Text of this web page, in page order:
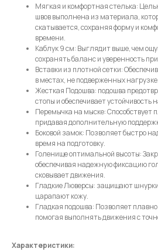
Телефон
Отправить
Нажимая на кнопку, вы даете
персональных данных согласно
Мягкая и комфортная стелька:
швов выполнена из материала,
скатывается, сохраняя форму и
времени.
Каблук 9 см: Выглядит выше, чем
сохранять баланс и уверенность
Вставки из плотной сетки:
в местах, не подверженных нагрузке.
Жесткая Подошва: подошва
стопы и обеспечивает устойчивость
Перемычка на мыске: Способствует
придавая дополнительную
Боковой замок: Позволяет быстро
время на подготовку.
Голенище оптимальной высоты:
обеспечивая надежную фиксацию
сковывает движения.
Гладкие Люверсы: защищают
царапают кожу.
Гладкая подошва: Позволяет
помогая выполнять движения с
Характеристики: